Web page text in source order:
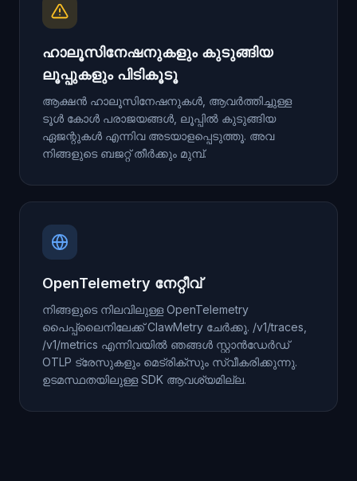
ഹാലൂസിനേഷനുകളും കുടുങ്ങിയ
ലൂപ്പുകളും പിടികൂടൂ
ആക്ഷൻ ഹാലൂസിനേഷനുകൾ, ആവർത്തിച്ചുള്ള
ടൂൾ കോൾ പരാജയങ്ങൾ, ലൂപ്പിൽ കുടുങ്ങിയ
ഏജന്റുകൾ എന്നിവ അടയാളപ്പെടുത്തൂ. അവ
നിങ്ങളുടെ ബജറ്റ് തീർക്കും മുമ്പ്.
OpenTelemetry നേറ്റീവ്
നിങ്ങളുടെ നിലവിലുള്ള OpenTelemetry
പൈപ്പ്‌ലൈനിലേക്ക് ClawMetry ചേർക്കൂ. /v1/traces,
/v1/metrics എന്നിവയിൽ ഞങ്ങൾ സ്റ്റാൻഡേർഡ്
OTLP ട്രേസുകളും മെട്രിക്സും സ്വീകരിക്കുന്നു.
ഉടമസ്ഥതയിലുള്ള SDK ആവശ്യമില്ല.